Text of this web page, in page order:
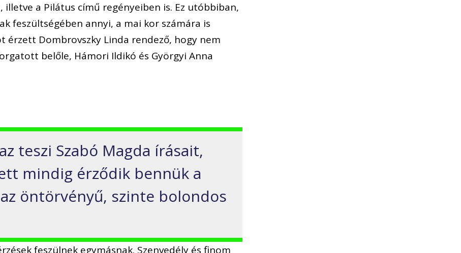
illetve a Pilátus című regényeiben is. Ez utóbbiban,
feszültségében annyi, a mai kor számára is
Dombrovszky Linda rendező, hogy nem
belőle, Hámori Ildikó és Györgyi Anna
teszi Szabó Magda írásait,
mindig érződik bennük a
öntörvényű, szinte bolondos
feszülnek egymásnak. Szenvedély és finom